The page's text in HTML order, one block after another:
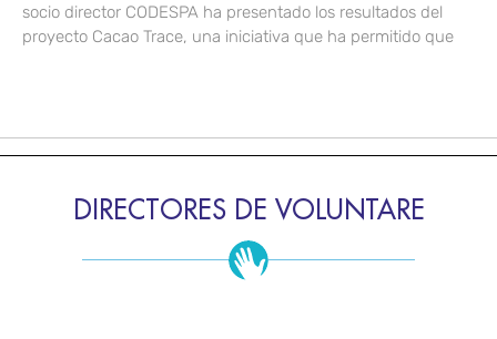
socio director CODESPA ha presentado los resultados del
proyecto Cacao Trace, una iniciativa que ha permitido que
DIRECTORES DE VOLUNTARE